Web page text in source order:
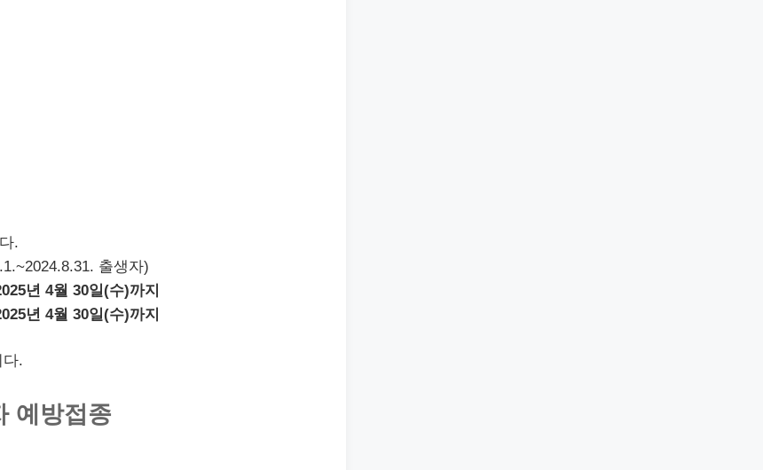
.
출생자)
년 4월 30일(수)까지
년 4월 30일(수)까지
다.
예방접종